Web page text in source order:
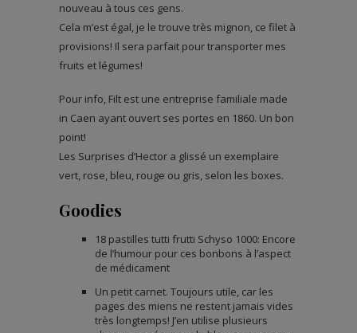
nouveau à tous ces gens.
Cela m’est égal, je le trouve très mignon, ce filet à
provisions! Il sera parfait pour transporter mes
fruits et légumes!
Pour info, Filt est une entreprise familiale made
in Caen ayant ouvert ses portes en 1860. Un bon
point!
Les Surprises d’Hector a glissé un exemplaire
vert, rose, bleu, rouge ou gris, selon les boxes.
Goodies
18 pastilles tutti frutti Schyso 1000: Encore
de l’humour pour ces bonbons à l’aspect
de médicament
Un petit carnet. Toujours utile, car les
pages des miens ne restent jamais vides
très longtemps! J’en utilise plusieurs